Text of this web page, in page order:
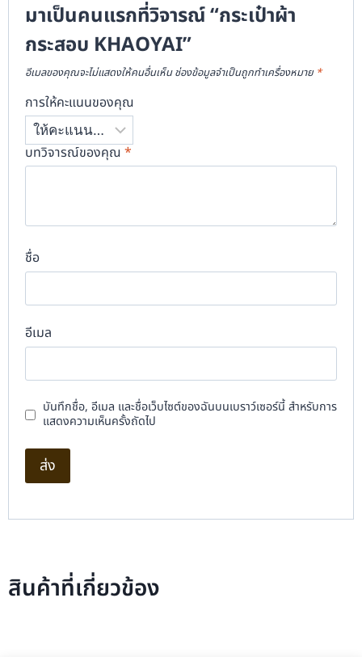
มาเป็นคนแรกที่วิจารณ์ “กระเป๋าผ้า
กระสอบ KHAOYAI”
อีเมลของคุณจะไม่แสดงให้คนอื่นเห็น ช่องข้อมูลจำเป็นถูกทำเครื่องหมาย *
การให้คะแนนของคุณ
บทวิจารณ์ของคุณ *
ชื่อ
อีเมล
บันทึกชื่อ, อีเมล และชื่อเว็บไซต์ของฉันบนเบราว์เซอร์นี้ สำหรับการ
แสดงความเห็นครั้งถัดไป
สินค้าที่เกี่ยวข้อง